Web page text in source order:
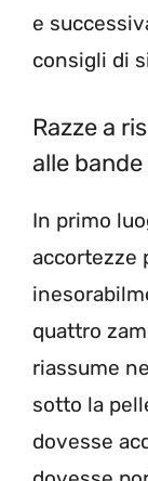
e
consigli di
Razze a
alle
In primo
accortezze
quattro
riassume
sotto la
dovesse